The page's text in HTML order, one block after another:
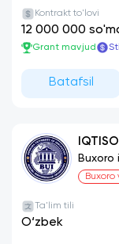
Kontrakt to'lovi
12 000 000
Grant mavjud
Batafsil
Buxoro
Buxoro
Ta'lim tili
O‘zbek